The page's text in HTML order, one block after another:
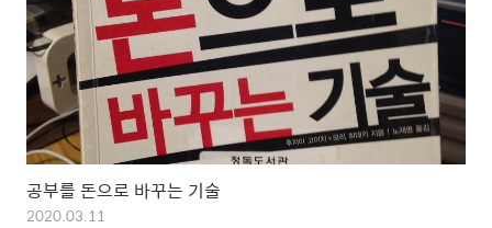
공부를 돈으로 바꾸는 기술
2020.03.11